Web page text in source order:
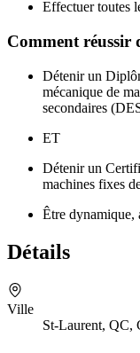
Effectuer toutes
Comment réussir
Détenir un
mécanique de
secondaires
ET
Détenir un
machines fixes
Être dynamique,
Détails
Ville
St-Laurent, QC,